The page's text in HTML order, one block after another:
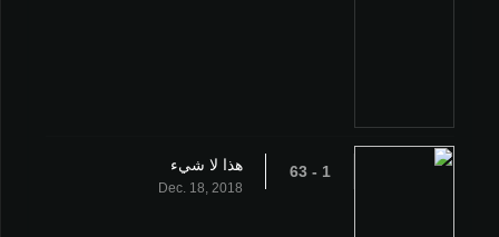
1 - 63 هذا لا شيء
Dec. 18, 2018